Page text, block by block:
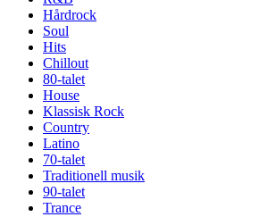
Hårdrock
Soul
Hits
Chillout
80-talet
House
Klassisk Rock
Country
Latino
70-talet
Traditionell musik
90-talet
Trance